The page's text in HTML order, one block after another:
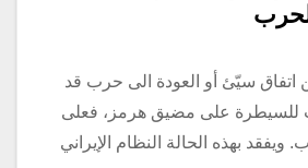
اتفاق سيّئ أو العودة الى حرب قد
للسيطرة على مضيق هرمز، فعلى
ويفقد بهذه الحالة النظام الإيراني